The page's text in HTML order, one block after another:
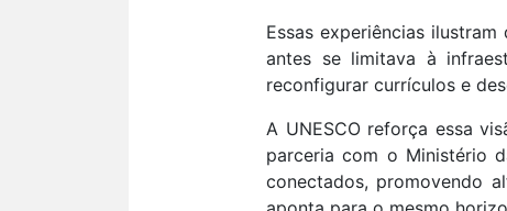
Essas experiências
antes se limitava à
reconfigurar currículos e
A UNESCO reforça essa
parceria com o Ministério
conectados, promovendo